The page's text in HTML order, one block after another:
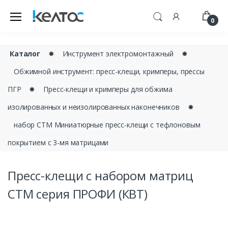
0
Каталог ✹ Инструмент электромонтажный
✹
Обжимной инструмент: пресс-клещи, кримперы, прессы
ПГР
✹
Пресс-клещи и кримперы для обжима
изолированных и неизолированных наконечников
✹
набор CTM Миниатюрные пресс-клещи с тефлоновым
покрытием с 3-мя матрицами
Пресс-клещи с набором матриц
CTM серия ПРОФИ (КВТ)